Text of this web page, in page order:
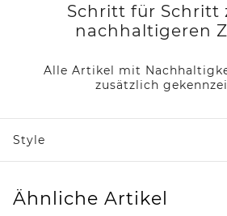
Schritt für Schritt
nachhaltigeren
Alle Artikel mit
zusätzlich
Style
Ähnliche Artikel